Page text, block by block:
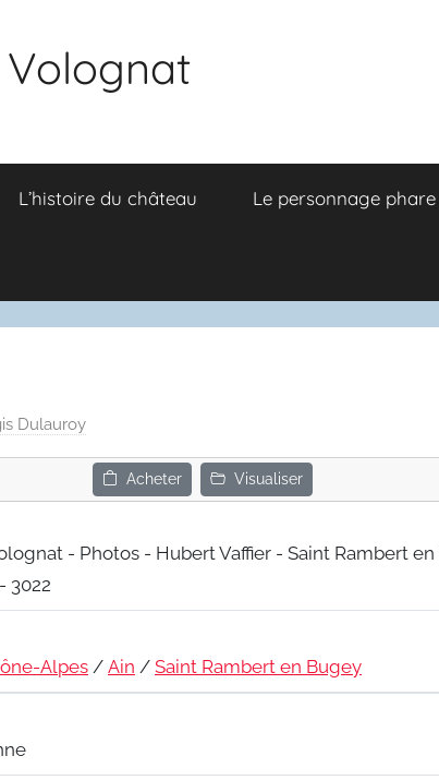
L’histoire du château Le personnage phare
Dulauroy
Acheter Visualiser
Alpes/ Ain / Saint Rambert en Bugey